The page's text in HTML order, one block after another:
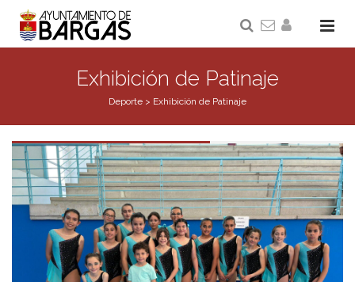
Exhibición de Patinaje
Deporte > Exhibición de Patinaje